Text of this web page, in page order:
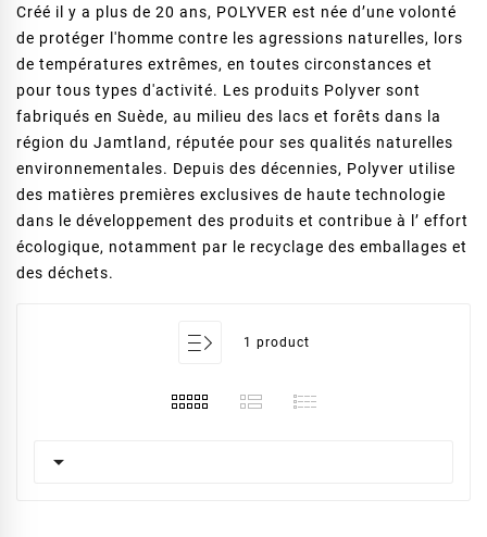
Créé il y a plus de 20 ans, POLYVER est née d’une volonté
de protéger l'homme contre les agressions naturelles, lors
de températures extrêmes, en toutes circonstances et
pour tous types d'activité. Les produits Polyver sont
fabriqués en Suède, au milieu des lacs et forêts dans la
région du Jamtland, réputée pour ses qualités naturelles
environnementales. Depuis des décennies, Polyver utilise
des matières premières exclusives de haute technologie
dans le développement des produits et contribue à l’ effort
écologique, notamment par le recyclage des emballages et
des déchets.
1 product
